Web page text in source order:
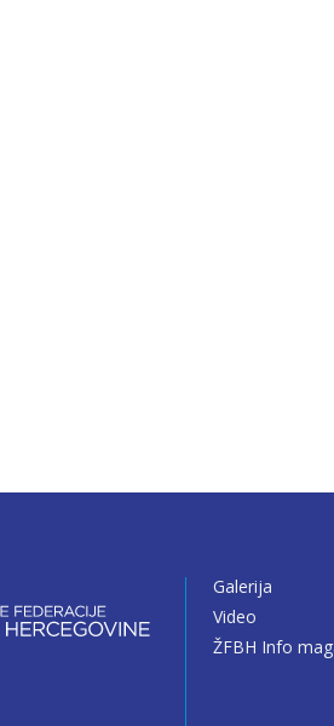
Galerija
Video
ŽFBH Info